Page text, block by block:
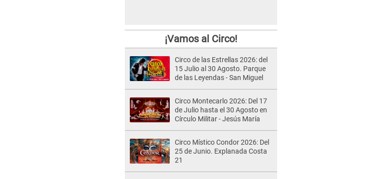
¡Vamos al Circo!
Circo de las Estrellas 2026: del
15 Julio al 30 Agosto. Parque
de las Leyendas - San Miguel
Circo Montecarlo 2026: Del 17
de Julio hasta el 30 Agosto en
Círculo Militar - Jesús María
Circo Místico Condor 2026: Del
25 de Junio. Explanada Costa
21